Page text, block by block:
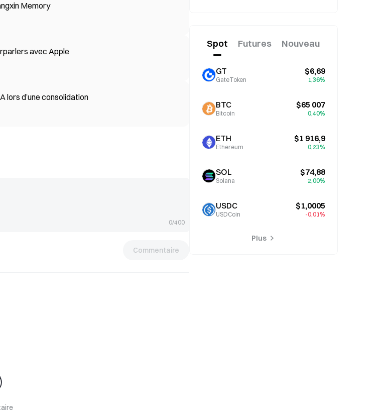
Memory
avec Apple
lors d’une consolidation
0/400
Commentaire
Spot Futures Nouveau
GT
GateToken
$6,69
1,36%
BTC
Bitcoin
$65 007
0,40%
ETH
Ethereum
$1 916,9
0,23%
SOL
Solana
$74,88
2,00%
USDC
USDCoin
$1,0005
-0,01%
Plus